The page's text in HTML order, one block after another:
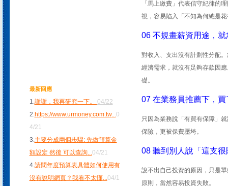
最新回應
1.謝謝，我再研究一下。 04/22
2.https://www.urmoney.com.tw...0
4/21
3.主要分成兩個步驟: 先做預算金
額設定 然後 可以查詢...04/21
4.請問年度預算表具體如何使用有
沒有說明網頁？我看不太懂...04/1
「馬上繳費」代表信守紀律的
視，容易陷入「不知為何總是
06 不規畫薪資用途，就
對收入、支出沒有計劃性分配
經濟需求，就沒有足夠存款因
礎。
07 在業務員推薦下，
只因為業務說「有買有保障」
保險，更被保費壓垮。
08 聽到別人說「這支
說不出自己投資的原因，只是
原則，當然容易投資失敗。